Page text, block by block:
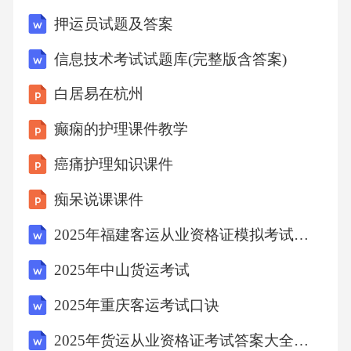
押运员试题及答案
信息技术考试试题库(完整版含答案)
白居易在杭州
癫痫的护理课件教学
癌痛护理知识课件
痴呆说课课件
2025年福建客运从业资格证模拟考试题及答案
2025年中山货运考试
2025年重庆客运考试口诀
2025年货运从业资格证考试答案大全及答案